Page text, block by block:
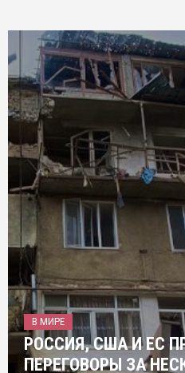
В МИРЕ
РОССИЯ, США И ЕС
ПЕРЕГОВОРЫ ЗА